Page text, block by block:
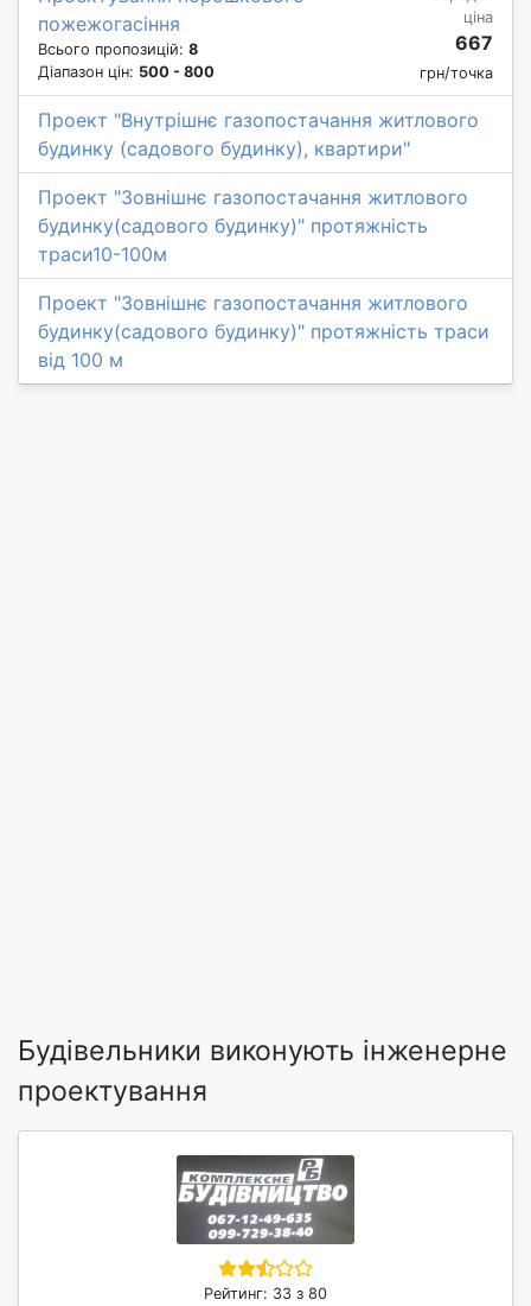
пожежогасіння
Всього пропозицій: 8
Діапазон цін: 500 - 800
ціна
667
грн/точка
Проект "Внутрішнє газопостачання житлового
будинку (садового будинку), квартири"
Проект "Зовнішнє газопостачання житлового
будинку(садового будинку)" протяжність
траси10-100м
Проект "Зовнішнє газопостачання житлового
будинку(садового будинку)" протяжність траси
від 100 м
Будівельники виконують інженерне
проектування
Рейтинг: 33 з 80